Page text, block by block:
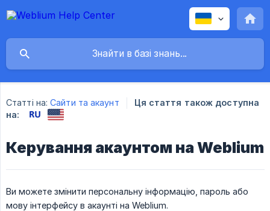
Статті на: Сайти та акаунт
Ця стаття також доступна
на:
Керування акаунтом на Weblium
Ви можете змінити персональну інформацію, пароль або
мову інтерфейсу в акаунті на Weblium.